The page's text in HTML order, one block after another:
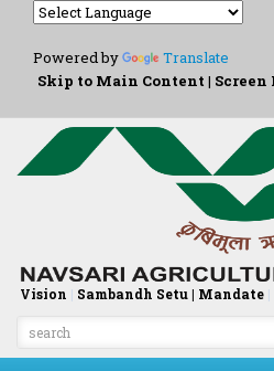
Powered by
Translate
Skip to Main Content | Screen
Vision | Sambandh Setu | Mandate|